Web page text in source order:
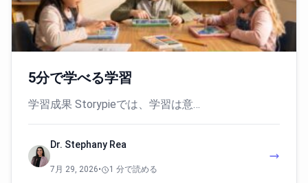
5分で学べる学習
学習成果 Storypieでは、学習は意…
Dr. Stephany Rea
7月 29, 2026• 1 分で読める